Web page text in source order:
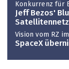
Konkurrenz für
Jeff Bezos'
Vision vom RZ
SpaceX